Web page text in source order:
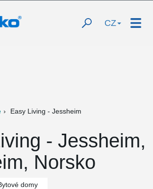
CZ
Easy Living - Jessheim
- Jessheim,
Norsko
domy